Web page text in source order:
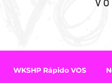
WKSHP Rápido VOS